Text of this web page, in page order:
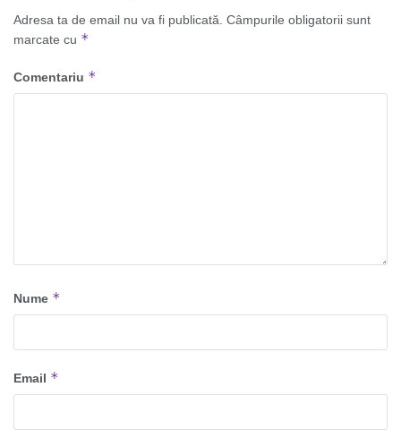
Adresa ta de email nu va fi publicată. Câmpurile obligatorii sunt
marcate cu *
Comentariu *
Nume *
Email *